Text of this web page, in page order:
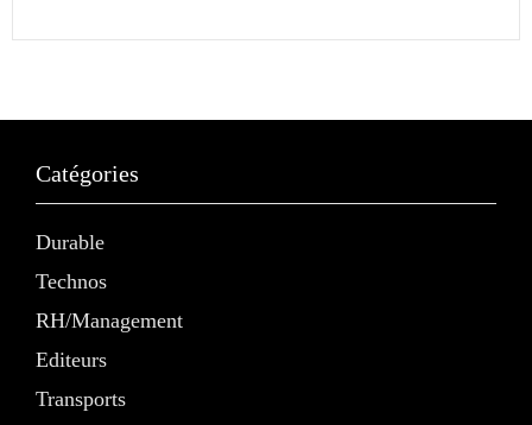
Catégories
Durable
Technos
RH/Management
Editeurs
Transports